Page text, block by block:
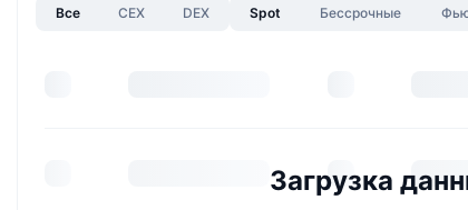
Все CEX DEX Spot Бессрочные
Загрузка